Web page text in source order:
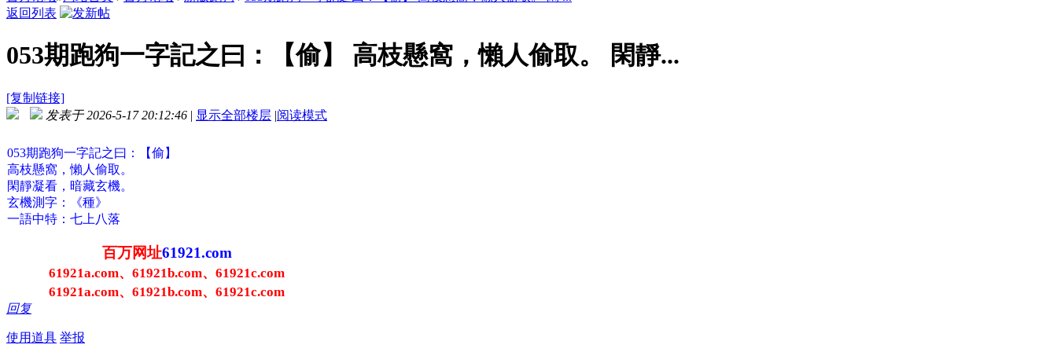
返回列表
053期跑狗一字記之曰：【偷】 高枝懸窩，懶人偷取。 閑靜...
[复制链接]
发表于 2026-5-17 20:12:46 | 显示全部楼层 |阅读模式
053期跑狗一字記之曰：【偷】
高枝懸窩，懶人偷取。
閑靜凝看，暗藏玄機。
玄機測字：《種》
一語中特：七上八落
百万网址61921.com
61921a.com、61921b.com、61921c.com
61921a.com、61921b.com、61921c.com
回复
使用道具 举报